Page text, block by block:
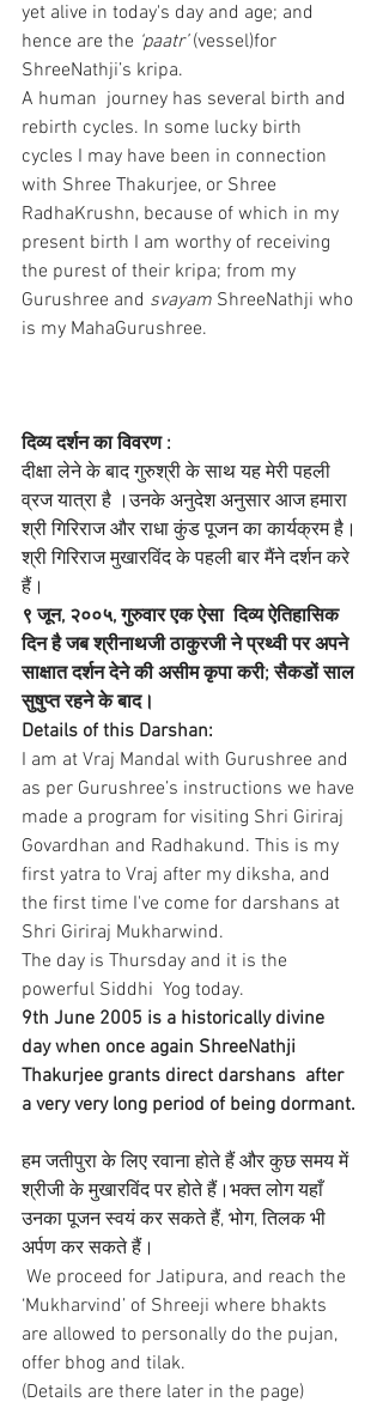
yet alive in today's day and age; and
hence are the ‘paatr’ (vessel)for
ShreeNathji’s kripa.
A human  journey has several birth and
rebirth cycles. In some lucky birth
cycles I may have been in connection
with Shree Thakurjee, or Shree
RadhaKrushn, because of which in my
present birth I am worthy of receiving
the purest of their kripa; from my
Gurushree and svayam ShreeNathji who
is my MahaGurushree.
दिव्य दर्शन का विवरण :
दीक्षा लेने के बाद गुरुश्री के साथ यह मेरी पहली
व्रज यात्रा है ।उनके अनुदेश अनुसार आज हमारा
श्री गिरिराज और राधा कुंड पूजन का कार्यक्रम है।
श्री गिरिराज मुखारविंद के पहली बार मैंने दर्शन करे
हैं।
९ जून, २००५, गुरुवार एक ऐसा  दिव्य ऐतिहासिक
दिन है जब श्रीनाथजी ठाकुरजी ने प्रथ्वी पर अपने
साक्षात दर्शन देने की असीम कृपा करी; सैकडों साल
सुषुप्त रहने के बाद।
Details of this Darshan:
I am at Vraj Mandal with Gurushree and
as per Gurushree’s instructions we have
made a program for visiting Shri Giriraj
Govardhan and Radhakund. This is my
first yatra to Vraj after my diksha, and
the first time I've come for darshans at
Shri Giriraj Mukharwind.
The day is Thursday and it is the
powerful Siddhi  Yog today.
9th June 2005 is a historically divine
day when once again ShreeNathji
Thakurjee grants direct darshans  after
a very very long period of being dormant.
हम जतीपुरा के लिए रवाना होते हैं और कुछ समय में
श्रीजी के मुखारविंद पर होते हैं।भक्त लोग यहाँ
उनका पूजन स्वयं कर सकते हैं, भोग, तिलक भी
अर्पण कर सकते हैं।
‘Mukharvind’ of Shreeji where bhakts
are allowed to personally do the pujan,
offer bhog and tilak.
(Details are there later in the page)